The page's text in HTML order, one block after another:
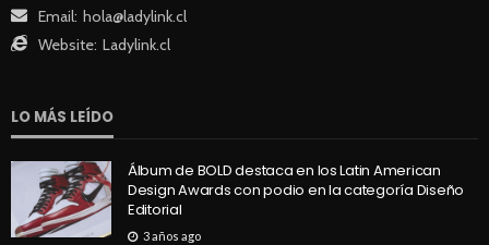
Email: hola@ladylink.cl
Website: Ladylink.cl
LO MÁS LEÍDO
Álbum de BOLD destaca en los Latin American
Design Awards con podio en la categoría Diseño
Editorial
3 años ago